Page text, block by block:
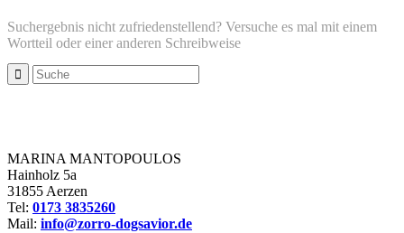
Suchergebnis nicht zufriedenstellend? Versuche es mal mit einem
Wortteil oder einer anderen Schreibweise
MARINA MANTOPOULOS
Hainholz 5a
31855 Aerzen
Tel: 0173 3835260
Mail: info@zorro-dogsavior.de